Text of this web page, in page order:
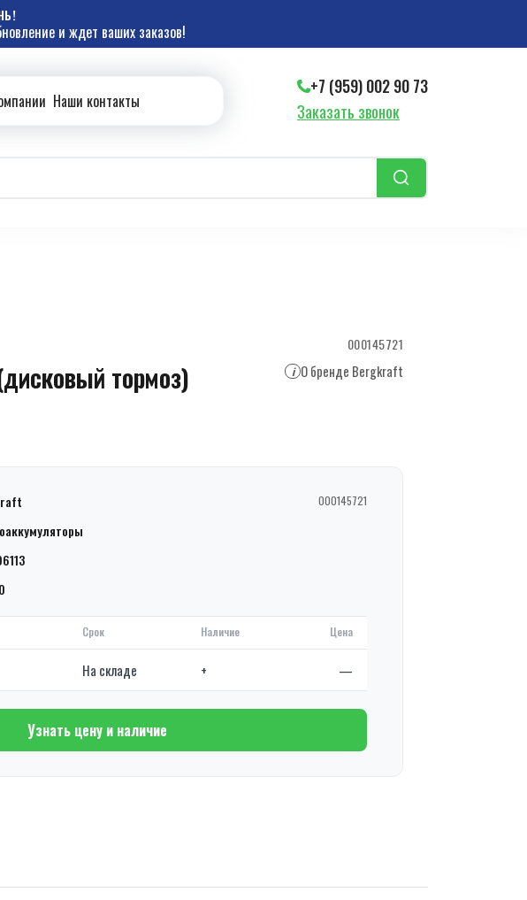
и ждет ваших заказов!
Наши контакты
+7 (959) 002 90 73
Заказать звонок
000145721
тормоз)
i О бренде Bergkraft
000145721
Срок Наличие Цена
На складе + —
Узнать цену и наличие